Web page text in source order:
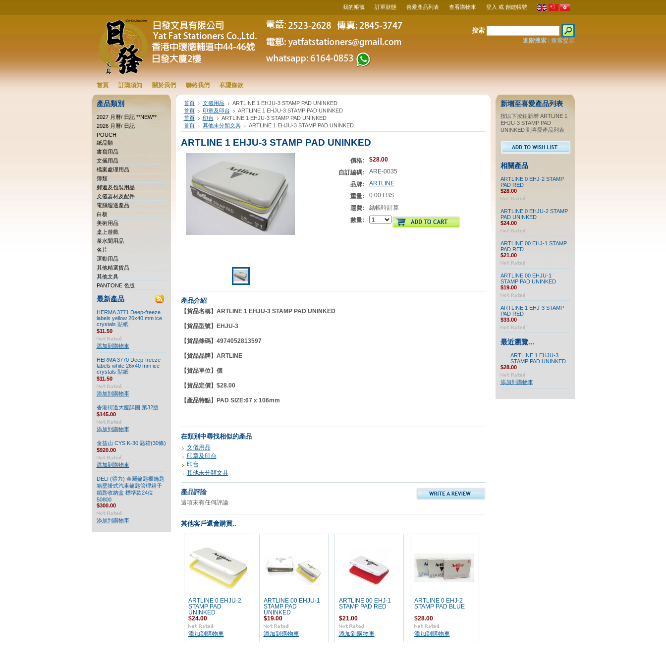
我的帳號 訂單狀態 喜愛產品列表 查看購物車 登入 或 創建帳號
搜索
進階搜索| 搜索提示
首頁 訂購須知 關於我們 聯絡我們 私隱條款
產品類別
2027 月曆/ 日記 **NEW**
2026 月曆/ 日記
POUCH
紙品類
書寫用品
文儀用品
檔案處理用品
簿類
郵遞及包裝用品
文儀器材及配件
電腦週邊產品
白板
美術用品
桌上遊戲
茶水間用品
名片
運動用品
其他精選貨品
其他文具
PANTONE 色版
最新產品
HERMA 3771 Deep-freeze
labels yellow 26x40 mm ice
crystals 貼紙
$11.50
添加到購物車
HERMA 3770 Deep-freeze
labels white 26x40 mm ice
crystals 貼紙
$11.50
添加到購物車
香港街道大廈詳圖 第32版
$145.00
添加到購物車
金益山 CYS K-30 匙箱(30條)
$920.00
添加到購物車
DELI (得力) 金屬鑰匙櫃鑰匙
箱壁掛式汽車鑰匙管理箱子
鎖匙收納盒 標準款24位
50800
$300.00
添加到購物車
首頁 文儀用品
ARTLINE 1 EHJU-3 STAMP PAD UNINKED
首頁
印章及印台
ARTLINE 1 EHJU-3 STAMP PAD UNINKED
首頁
印台
ARTLINE 1 EHJU-3 STAMP PAD UNINKED
首頁
其他未分類文具 ARTLINE 1 EHJU-3 STAMP PAD UNINKED
ARTLINE 1 EHJU-3 STAMP PAD UNINKED
價格:
$28.00
自訂編碼:
ARE-0035
品牌:
ARTLINE
重量:
0.00 LBS
運費:
結帳時計算
數量:
產品介紹
【貨品名稱】ARTLINE 1 EHJU-3 STAMP PAD UNINKED
【貨品型號】EHJU-3
【貨品條碼】4974052813597
【貨品品牌】 ARTLINE
【貨品單位】個
【貨品定價】$28.00
【產品特點】 PAD SIZE:67 x 106mm
在類別中尋找相似的產品
文儀用品
印章及印台
印台
其他未分類文具
產品評論
這項未有任何評論
其他客戶還會購買..
ARTLINE 0 EHJU-2
STAMP PAD
UNINKED
$24.00
添加到購物車
ARTLINE 00 EHJU-1
STAMP PAD
UNINKED
$19.00
添加到購物車
ARTLINE 00 EHJ-1
STAMP PAD RED
$21.00
添加到購物車
ARTLINE 0 EHJ-2
STAMP PAD BLUE
$28.00
添加到購物車
新增至喜愛產品列表
按以下按鈕新增 ARTLINE 1
EHJU-3 STAMP PAD
UNINKED 到喜愛產品列表
相關產品
ARTLINE 0 EHJ-2 STAMP
PAD RED
$28.00
ARTLINE 0 EHJU-2 STAMP
PAD UNINKED
$24.00
ARTLINE 00 EHJ-1 STAMP
PAD RED
$21.00
ARTLINE 00 EHJU-1
STAMP PAD UNINKED
$19.00
ARTLINE 1 EHJ-3 STAMP
PAD RED
$33.00
最近瀏覽...
ARTLINE 1 EHJU-3
STAMP PAD UNINKED
$28.00
添加到購物車